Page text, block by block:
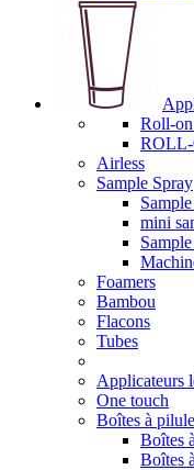
Roll-
ROLL-
Airless
Sample Spray
mini
Foamers
Bambou
Flacons
Tubes
Applicateurs
One touch
Boîtes à
Boîtes
Boîtes